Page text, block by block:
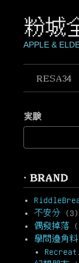
content粉城
APPLE &
RESA34
実験
· BRAND
不安分 (3)
偶發掉落
學問邊角料